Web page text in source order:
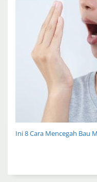
Ini 8 Cara Mencegah Bau